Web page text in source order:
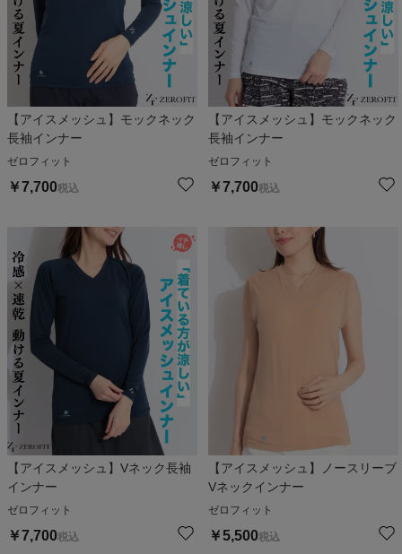
【アイスメッシュ】モックネック
長袖インナー
ゼロフィット
￥7,700税込
【アイスメッシュ】モックネック
長袖インナー
ゼロフィット
￥7,700税込
【アイスメッシュ】Vネック長袖
インナー
ゼロフィット
￥7,700税込
【アイスメッシュ】ノースリーブ
Vネックインナー
ゼロフィット
￥5,500税込